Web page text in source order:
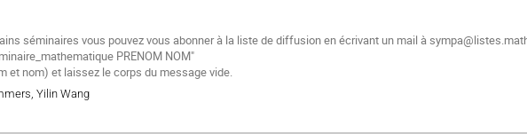
séminaires vous pouvez vous abonner à la liste de diffusion en écrivant un mail à
PRENOM NOM"
et nom) et laissez le corps du message vide.
Yilin Wang